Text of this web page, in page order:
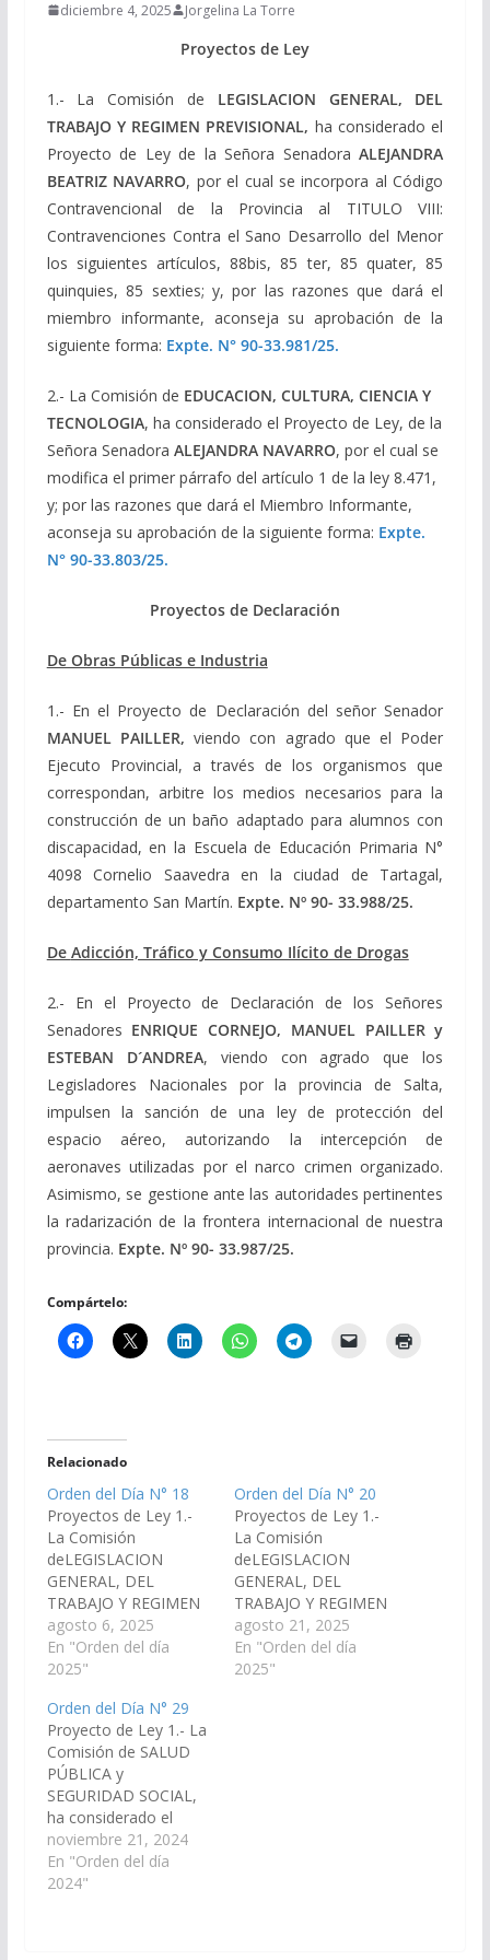
diciembre 4, 2025 Jorgelina La Torre
Proyectos de Ley
1.- La Comisión de LEGISLACION GENERAL, DEL
TRABAJO Y REGIMEN PREVISIONAL, ha considerado el
Proyecto de Ley de la Señora SenadoraALEJANDRA
BEATRIZ NAVARRO, por el cual se incorpora al Código
Contravencional de la Provincia al TITULO VIII:
Contravenciones Contra el Sano Desarrollo del Menor
los siguientes artículos, 88bis, 85 ter, 85 quater, 85
quinquies, 85 sexties; y, por las razones que dará el
miembro informante, aconseja su aprobación de la
siguiente forma: Expte. N° 90-33.981/25.
2.- La Comisión de EDUCACION, CULTURA, CIENCIA Y
TECNOLOGIA, ha considerado el Proyecto de Ley, de la
Señora Senadora ALEJANDRA NAVARRO, por el cual se
modifica el primer párrafo del artículo 1 de la ley 8.471,
y; por las razones que dará el Miembro Informante,
aconseja su aprobación de la siguiente forma: Expte.
N° 90-33.803/25.
Proyectos de Declaración
De Obras Públicas e Industria
1.- En el Proyecto de Declaración del señor Senador
MANUEL PAILLER, viendo con agrado que el Poder
Ejecuto Provincial, a través de los organismos que
correspondan, arbitre los medios necesarios para la
construcción de un baño adaptado para alumnos con
discapacidad, en la Escuela de Educación Primaria N°
4098 Cornelio Saavedra en la ciudad de Tartagal,
departamento San Martín. Expte. Nº 90- 33.988/25.
De Adicción, Tráfico y Consumo Ilícito de Drogas
2.- En el Proyecto de Declaración de los Señores
Senadores ENRIQUE CORNEJO, MANUEL PAILLER y
ESTEBAN D´ANDREA, viendo con agrado que los
Legisladores Nacionales por la provincia de Salta,
impulsen la sanción de una ley de protección del
espacio aéreo, autorizando la intercepción de
aeronaves utilizadas por el narco crimen organizado.
Asimismo, se gestione ante las autoridades pertinentes
la radarización de la frontera internacional de nuestra
provincia. Expte. Nº 90- 33.987/25.
Compártelo:
Relacionado
Orden del Día N° 18
Proyectos de Ley 1.-
La Comisión
deLEGISLACION
GENERAL, DEL
TRABAJO Y REGIMEN
PREVISIONAL, ha
considerado el
Proyecto de Ley de la
contenida en la
Acordada N°
14.377/25, por el cual
el Juzgado con
competencia
multifuero con asiento
en la ciudad de
Cafayate, en caso de
impedimento,
agosto 6, 2025
En "Orden del día
2025"
Orden del Día N° 20
Proyectos de Ley 1.-
La Comisión
deLEGISLACION
GENERAL, DEL
TRABAJO Y REGIMEN
PREVISIONAL, ha
considerado el
Proyecto de Ley en
agosto 21, 2025
En "Orden del día
2025"
Orden del Día N° 29
Proyecto de Ley 1.- La
Comisión de SALUD
PÚBLICA y
SEGURIDAD SOCIAL,
ha considerado el
proyecto de Ley en
revisión, por el cual se
implementan acciones
noviembre 21, 2024
En "Orden del día
2024"